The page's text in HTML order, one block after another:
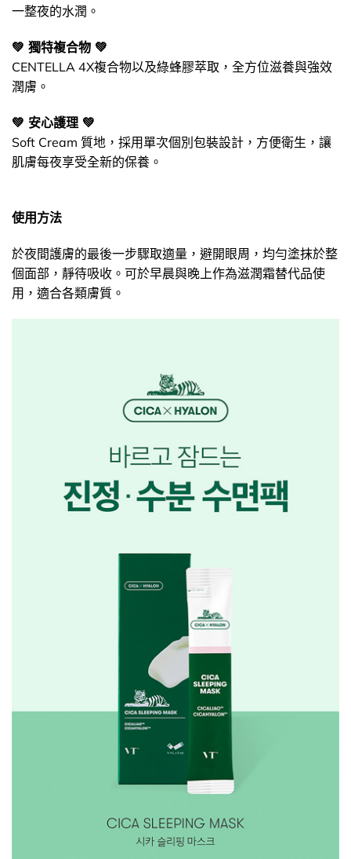
一整夜的水潤。
💚 獨特複合物 💚
CENTELLA 4X複合物以及綠蜂膠萃取，全方位滋養與強效
潤膚。
💚 安心護理 💚
Soft Cream 質地，採用單次個別包裝設計，方便衛生，讓
肌膚每夜享受全新的保養。
使用方法
於夜間護膚的最後一步驟取適量，避開眼周，均勻塗抹於整
個面部，靜待吸收。可於早晨與晚上作為滋潤霜替代品使
用，適合各類膚質。